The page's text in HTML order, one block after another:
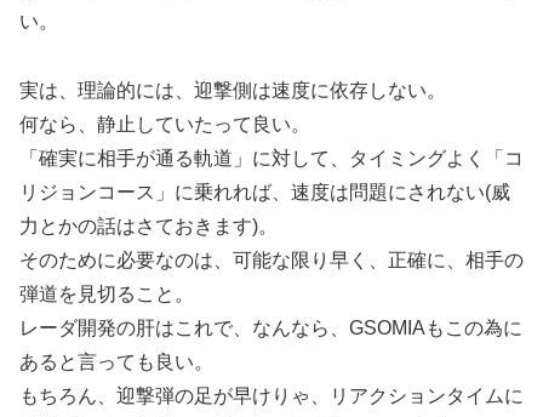
い。
実は、理論的には、迎撃側は速度に依存しない。
何なら、静止していたって良い。
「確実に相手が通る軌道」に対して、タイミングよく「コ
リジョンコース」に乗れれば、速度は問題にされない(威
力とかの話はさておきます)。
そのために必要なのは、可能な限り早く、正確に、相手の
弾道を見切ること。
レーダ開発の肝はこれで、なんなら、GSOMIAもこの為に
あると言っても良い。
もちろん、迎撃弾の足が早けりゃ、リアクションタイムに